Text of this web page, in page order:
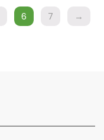
6 7 →